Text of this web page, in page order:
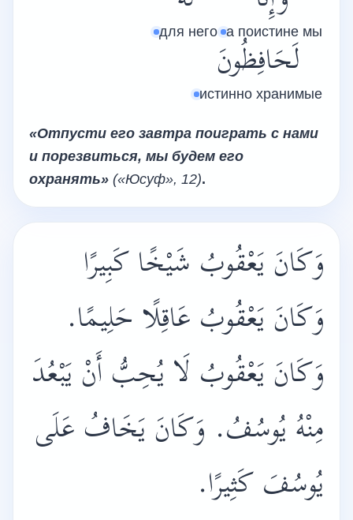
а поистине мы
для него
لَحَافِظُونَ
истинно хранимые
«Отпусти его завтра поиграть с нами
и порезвиться, мы будем его
охранять» («Юсуф», 12).
وَكَانَ يَعْقُوبُ شَيْخًا كَبِيرًا
وَكَانَ يَعْقُوبُ عَاقِلًا حَلِيمًا.
وَكَانَ يَعْقُوبُ لَا يُحِبُّ أَنْ يَبْعُدَ
مِنْهُ يُوسُفُ. وَكَانَ يَخَافُ عَلَى
يُوسُفَ كَثِيرًا.